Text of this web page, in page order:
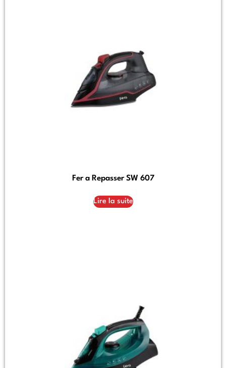
Fer a Repasser SW 607
Lire la suite